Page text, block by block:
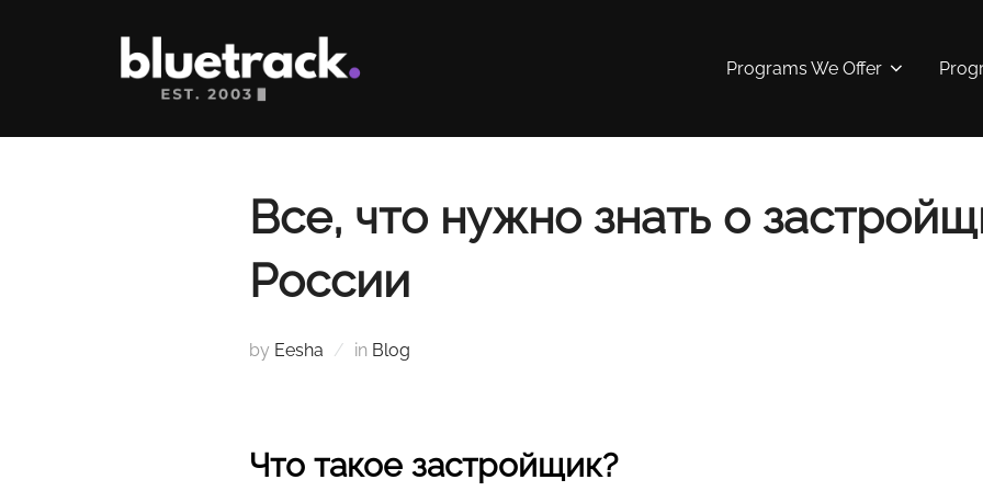
Programs We Offer
Все, что нужно знать о
России
by Eesha in Blog
Что такое застройщик?